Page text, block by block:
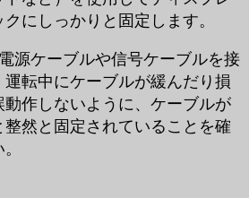
にしっかりと固定します。
電源ケーブルや信号ケーブルを接
転中にケーブルが緩んだり損
作しないように、ケーブルが
然と固定されていることを確